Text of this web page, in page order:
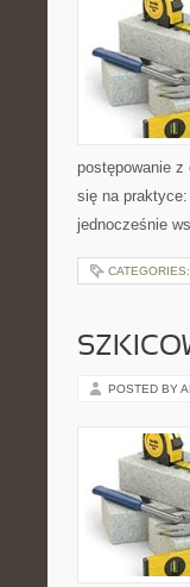
postępowanie z
się na
jednocześnie
CATEGORIES:
POSTED BY